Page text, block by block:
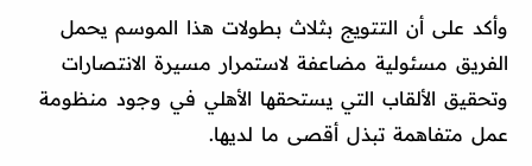
وأكد على أن التتويج بثلاث بطولات هذا الموسم يحمل
الفريق مسئولية مضاعفة لاستمرار مسيرة الانتصارات
وتحقيق الألقاب التي يستحقها الأهلي في وجود منظومة
عمل متفاهمة تبذل أقصى ما لديها.